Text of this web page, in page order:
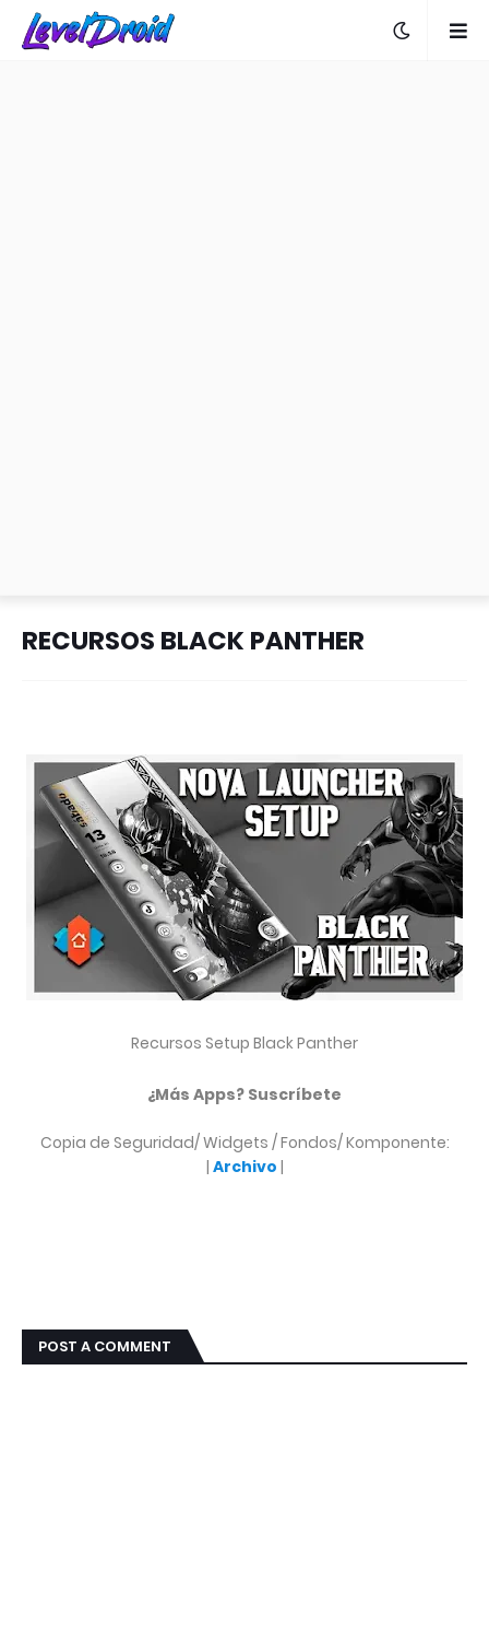
RECURSOS BLACK PANTHER
Recursos Setup Black Panther
¿Más Apps? Suscríbete
Copia de Seguridad/ Widgets / Fondos/ Komponente:
| Archivo |
POST A COMMENT